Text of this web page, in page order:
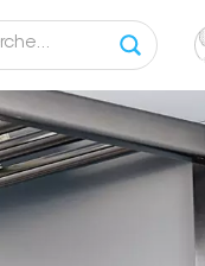
English
français
русский